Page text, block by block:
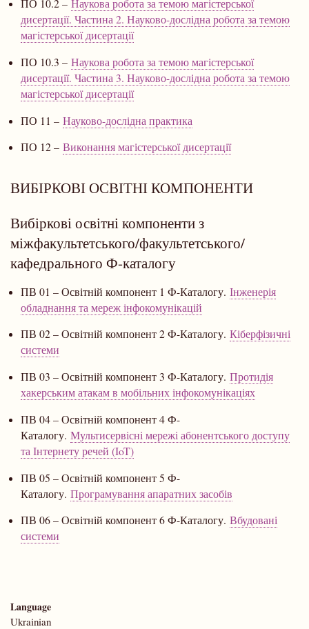
ПО 10.2 – Наукова робота за темою магістерської
дисертації. Частина 2. Науково-дослідна робота за темою
магістерської дисертації
ПО 10.3 – Наукова робота за темою магістерської
дисертації. Частина 3. Науково-дослідна робота за темою
магістерської дисертації
ПО 11 – Науково-дослідна практика
ПО 12 – Виконання магістерської дисертації
ВИБІРКОВІ ОСВІТНІ КОМПОНЕНТИ
Вибіркові освітні компоненти з
міжфакультетського/факультетського/
кафедрального Ф-каталогу
ПВ 01 – Освітній компонент 1 Ф-Каталогу. Інженерія
обладнання та мереж інфокомунікацій
ПВ 02 – Освітній компонент 2 Ф-Каталогу. Кіберфізичні
системи
ПВ 03 – Освітній компонент 3 Ф-Каталогу. Протидія
хакерським атакам в мобільних інфокомунікаціях
ПВ 04 – Освітній компонент 4 Ф-
Каталогу. Мультисервісні мережі абонентського доступу
та Інтернету речей (IoT)
ПВ 05 – Освітній компонент 5 Ф-
Каталогу. Програмування апаратних засобів
ПВ 06 – Освітній компонент 6 Ф-Каталогу. Вбудовані
системи
Language
Ukrainian